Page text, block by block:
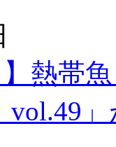
】熱帯
vol.49